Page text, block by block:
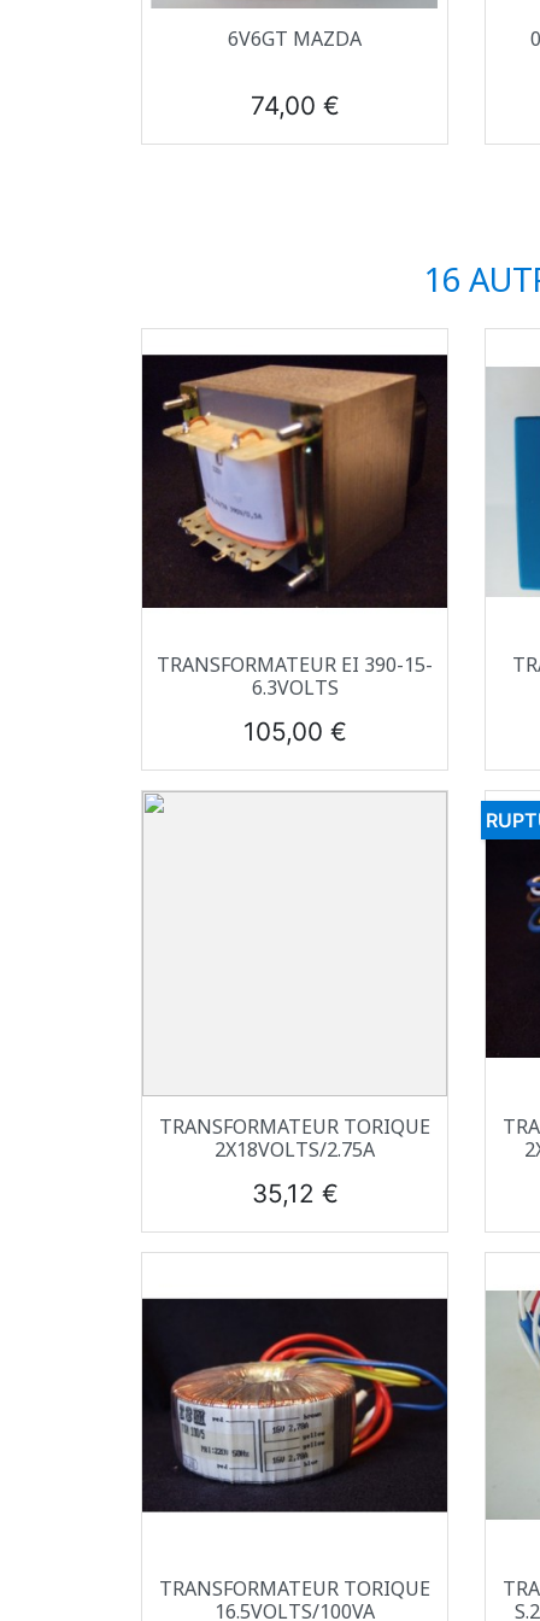
 Aperçu rapide
6V6GT MAZDA
Prix
74,00 €
16
Aperçu rapide
TRANSFORMATEUR EI 390-15-
6.3VOLTS
Prix
105,00 €
Aperçu rapide
TRANSFORMATEUR TORIQUE
2X18VOLTS/2.75A
Prix
35,12 €
Aperçu rapide
TRANSFORMATEUR TORIQUE
16.5VOLTS/100VA